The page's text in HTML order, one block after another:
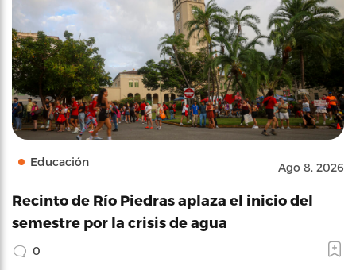
Educación Ago 8, 2026
Recinto de Río Piedras aplaza el inicio del
semestre por la crisis de agua
0